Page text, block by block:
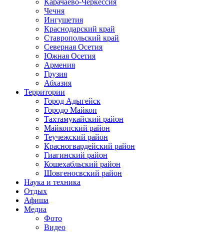
Карачаево-Черкессия
Чечня
Ингушетия
Краснодарский край
Ставропольский край
Северная Осетия
Южная Осетия
Армения
Грузия
Абхазия
Территории
Город Адыгейск
Городо Майкоп
Тахтамукайский район
Майкопский район
Теучежский район
Красногвардейский район
Гиагинский район
Кошехабльский район
Шовгеносвский район
Наука и техника
Отдых
Афиша
Медиа
Фото
Видео